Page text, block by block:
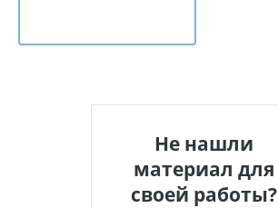
Не нашли
материал для
своей работы?